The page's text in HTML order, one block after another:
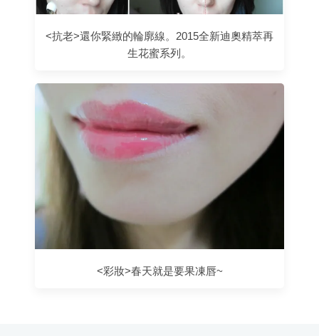
<抗老>還你緊緻的輪廓線。2015全新迪奧精萃再
生花蜜系列。
<彩妝>春天就是要果凍唇~